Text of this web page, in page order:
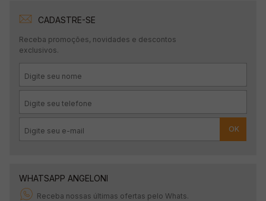
CADASTRE-SE
Receba promoções, novidades e descontos
exclusivos.
OK
WHATSAPP ANGELONI
Receba nossas últimas ofertas pelo Whats.